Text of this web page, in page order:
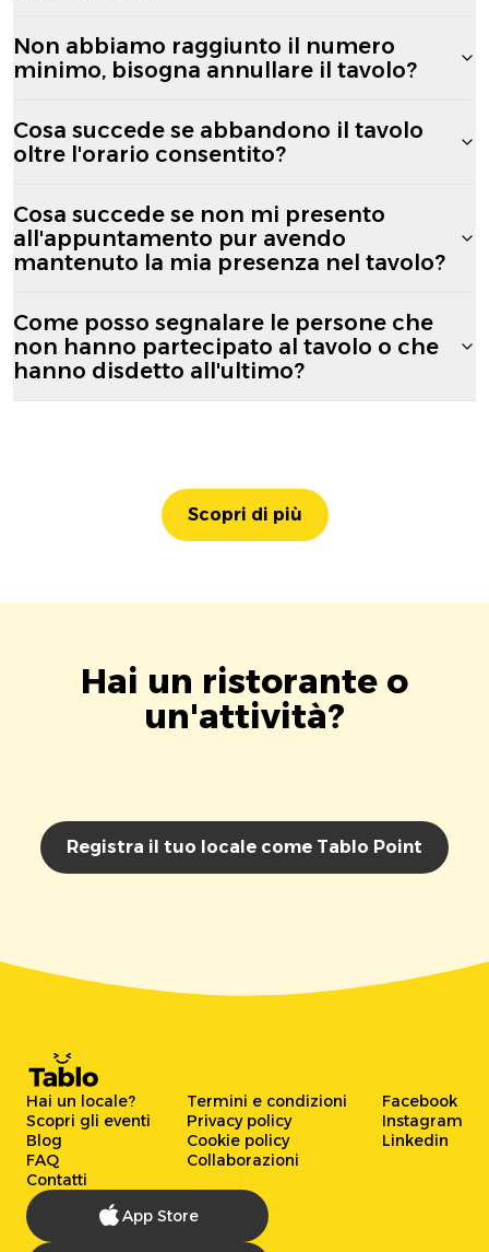
Non abbiamo raggiunto il numero
minimo, bisogna annullare il tavolo?
Cosa succede se abbandono il tavolo
oltre l'orario consentito?
Cosa succede se non mi presento
all'appuntamento pur avendo
mantenuto la mia presenza nel tavolo?
Come posso segnalare le persone che
non hanno partecipato al tavolo o che
hanno disdetto all'ultimo?
Scopri di più
Hai un ristorante o
un'attività?
Registra il tuo locale come Tablo Point
Hai un locale?
Scopri gli eventi
Blog
FAQ
Contatti
Termini e condizioni
Privacy policy
Cookie policy
Collaborazioni
Facebook
Instagram
Linkedin
App Store